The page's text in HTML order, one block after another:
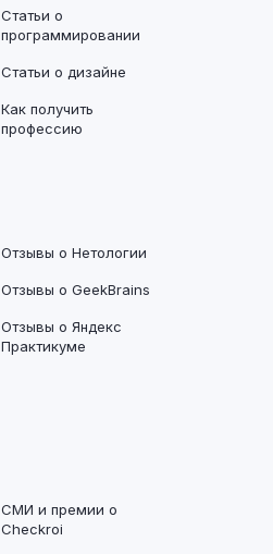
Статьи о
программировании
Статьи о дизайне
Как получить
профессию
Отзывы о Нетологии
Отзывы о GeekBrains
Отзывы о Яндекс
Практикуме
СМИ и премии о
Checkroi